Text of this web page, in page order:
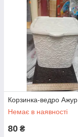
Корзинка-ведро Ажур
Немає в наявності
80 ₴